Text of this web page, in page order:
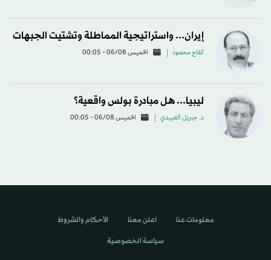
إيران... واستراتيجية المماطلة وتشتيت الجبهات
كفاح محمود الخميس 06/08 - 00:05
ليبيا... هل مبادرة بولس واقعية؟
د. جبريل العبيدي الخميس 06/08 - 00:05
معلومات عنا اعلن معنا الأحكام والشروط
سياسة الخصوصية